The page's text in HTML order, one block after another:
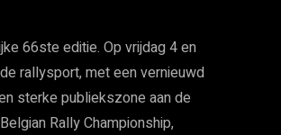
66ste editie. Op vrijdag 4 en
rallysport, met een vernieuwd
sterke publiekszone aan de
Rally Championship,